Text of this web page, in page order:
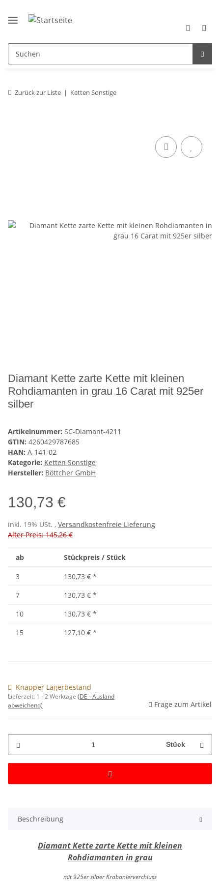
Zurück zur Liste Ketten Sonstige
Diamant Kette zarte Kette mit kleinen
Rohdiamanten in grau 16 Carat mit 925er
silber
Artikelnummer: SC-Diamant-4211
GTIN: 4260429787685
HAN: A-141-02
Kategorie: Ketten Sonstige
Hersteller: Böttcher GmbH
130,73 €
inkl. 19% USt. , Versandkostenfreie Lieferung
Alter Preis: 145,26 €
ab Stückpreis / Stück
3 130,73 € *
7
130,73 € *
10
130,73 € *
15
127,10 € *
Knapper Lagerbestand
Lieferzeit: 1 - 2 Werktage (DE - Ausland
abweichend)
Frage zum Artikel
Stück
Beschreibung
Diamant Kette zarte Kette mit kleinen
Rohdiamanten in grau
mit 925er silber Krabanierverchluss